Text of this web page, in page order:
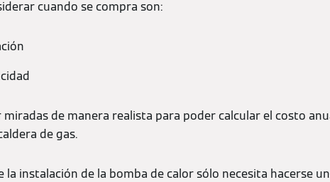
cuando se compra son:
miradas de manera realista para poder calcular el costo
de gas.
la instalación de la bomba de calor sólo necesita hacerse